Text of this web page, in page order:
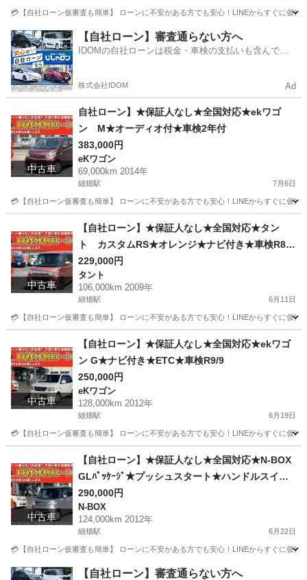
💳【自社ローン仮審査も簡単】 ローンに不安がある方でも安心！LINEからすぐに仮
岐阜 岐阜市 細畑駅 タント オレンジ
【自社ローン】審査通らない方へ
IDOMの自社ローンは税金・車検の支払いも含んでい
株式会社IDOM Ad
中古車
自社ローン】★保証人なし★全国対応★ekワゴ
ン M★オーディオ付★車検2年付
383,000円
eKワゴン
69,000km 2014年
細畑駅 7月6日
💳【自社ローン仮審査も簡単】 ローンに不安がある方でも安心！LINEからすぐに仮
細畑駅 eKワゴン ekワゴン
中古車
【自社ローン】★保証人なし★全国対応★タン
ト カスタムRS★オレンジ★ナビ付き★車検R8/1
1
229,000円
タント
106,000km 2009年
細畑駅 6月11日
💳【自社ローン仮審査も簡単】 ローンに不安がある方でも安心！LINEからすぐに仮
細畑駅 タント オレンジ
中古車
【自社ローン】★保証人なし★全国対応★ekワゴ
ン G★ナビ付き★ETC★車検R9/9
250,000円
eKワゴン
128,000km 2012年
細畑駅 6月19日
💳【自社ローン仮審査も簡単】 ローンに不安がある方でも安心！LINEからすぐに仮
細畑駅 eKワゴン ekワゴン
中古車
【自社ローン】★保証人なし★全国対応★N-BOX
GLﾊﾟｯｹｰｼﾞ★プッシュスタート★ハンドルスイッ
チ★ETC★車検R9/2
290,000円
N-BOX
124,000km 2012年
細畑駅 6月22日
💳【自社ローン仮審査も簡単】 ローンに不安がある方でも安心！LINEからすぐに仮
岐阜 岐阜市 細畑駅 N-BOX ローン
【自社ローン】審査通らない方へ